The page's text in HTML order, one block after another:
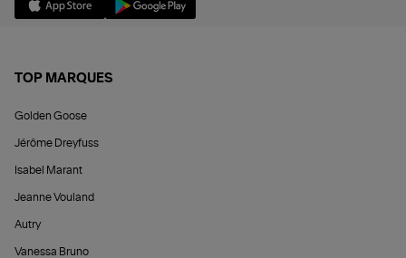
TOP MARQUES
Golden Goose
Jérôme Dreyfuss
Isabel Marant
Jeanne Vouland
Autry
Vanessa Bruno